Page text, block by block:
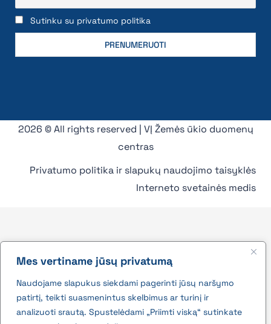
Mes vertiname jūsų privatumą
Naudojame slapukus siekdami pagerinti jūsų naršymo
patirtį, teikti suasmenintus skelbimus ar turinį ir
analizuoti srautą. Spustelėdami „Priimti viską“ sutinkate
Sutinku su privatumo politika
2026 © All rights reserved | VĮ Žemės ūkio duomenų
centras
Privatumo politika ir slapukų naudojimo taisyklės
Interneto svetainės medis